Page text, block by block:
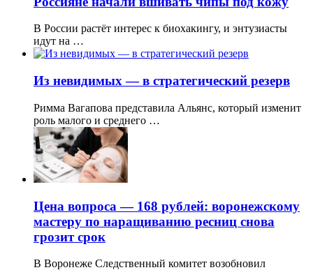
В России растёт интерес к биохакингу, и энтузиасты
идут на …
Из невидимых — в стратегический резерв
Римма Вагапова представила Альянс, который изменит
роль малого и среднего …
Цена вопроса — 168 рублей: воронежскому
мастеру по наращиванию ресниц снова
грозит срок
В Воронеже Следственный комитет возобновил